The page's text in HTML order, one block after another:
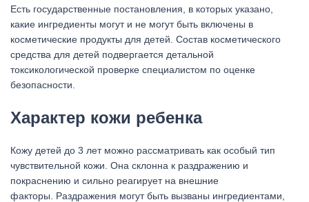
Есть государственные постановления, в которых указано,
какие ингредиенты могут и не могут быть включены в
косметические продукты для детей. Состав косметического
средства для детей подвергается детальной
токсикологической проверке специалистом по оценке
безопасности.
Характер кожи ребенка
Кожу детей до 3 лет можно рассматривать как особый тип
чувствительной кожи. Она склонна к раздражению и
покраснению и сильно реагирует на внешние
факторы. Раздражения могут быть вызваны ингредиентами,